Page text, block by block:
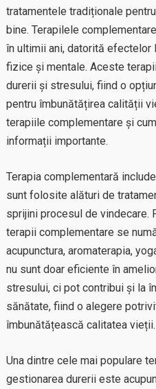
tratamentele tradiționale
bine. Terapilele
în ultimii ani, datorită
fizice și mentale. Aceste
durerii și stresului, fiind o
pentru îmbunătățirea calității
terapiile complementare și
informații importante.
Terapia complementară
sunt folosite alături de
sprijini procesul de vindecare.
terapii complementare se
acupunctura, aromaterapia,
nu sunt doar eficiente în
stresului, ci pot contribui și la
sănătate, fiind o alegere
îmbunătățească calitatea vieții.
Una dintre cele mai populare
gestionarea durerii este